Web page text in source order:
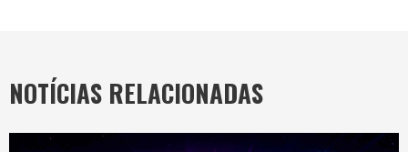
NOTÍCIAS RELACIONADAS